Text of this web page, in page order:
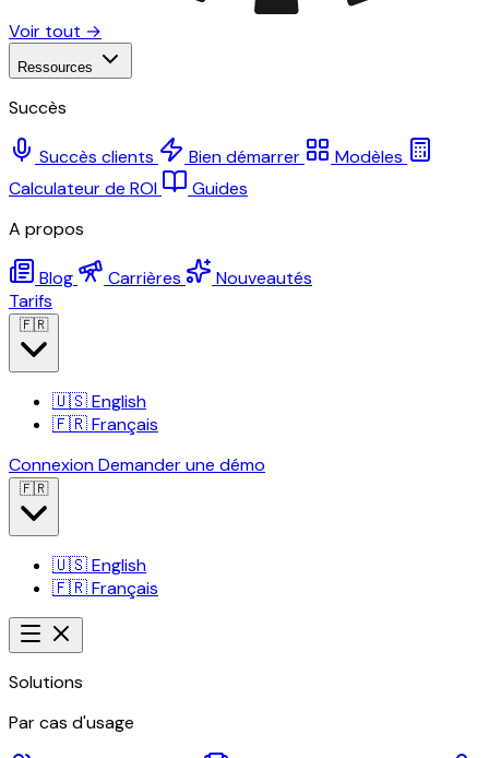
Voir tout →
Ressources
Succès
Succès clients Bien démarrer
Modèles
Calculateur de ROI
Guides
A propos
Blog Carrières
Nouveautés
Tarifs
🇫🇷
🇺🇸English
🇫🇷Français
ConnexionDemander une démo
🇫🇷
🇺🇸English
🇫🇷Français
Solutions
Par cas d'usage